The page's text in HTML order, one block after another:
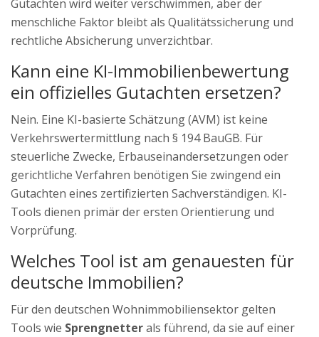
Gutachten wird weiter verschwimmen, aber der
menschliche Faktor bleibt als Qualitätssicherung und
rechtliche Absicherung unverzichtbar.
Kann eine KI-Immobilienbewertung
ein offizielles Gutachten ersetzen?
Nein. Eine KI-basierte Schätzung (AVM) ist keine
Verkehrswertermittlung nach § 194 BauGB. Für
steuerliche Zwecke, Erbauseinandersetzungen oder
gerichtliche Verfahren benötigen Sie zwingend ein
Gutachten eines zertifizierten Sachverständigen. KI-
Tools dienen primär der ersten Orientierung und
Vorprüfung.
Welches Tool ist am genauesten für
deutsche Immobilien?
Für den deutschen Wohnimmobiliensektor gelten
Tools wie Sprengnetterals führend, da sie auf einer